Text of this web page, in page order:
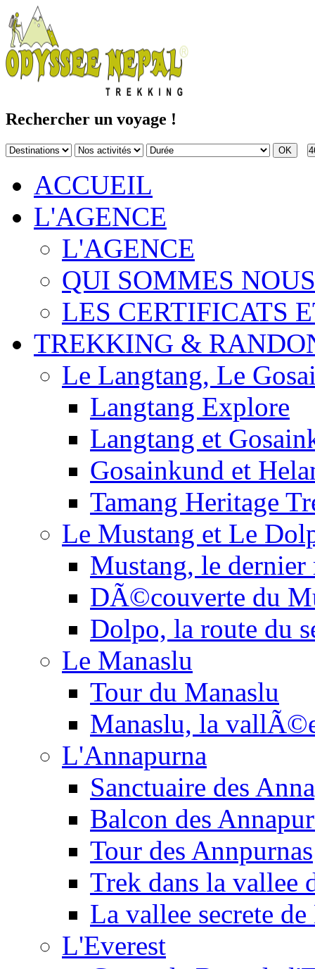
Rechercher un voyage !
ACCUEIL
L'AGENCE
L'AGENCE
QUI SOMMES
LES CERTIFICATS
TREKKING &
Le Langtang, Le
Langtang Explore
Langtang et
Gosainkund et
Tamang Heritage
Le Mustang et Le
Mustang, le
DÃ©couverte du
Dolpo, la route du
Le Manaslu
Tour du Manaslu
Manaslu, la
L'Annapurna
Sanctuaire des
Balcon des
Tour des Annpurnas
Trek dans la vallee
La vallee secrete
L'Everest